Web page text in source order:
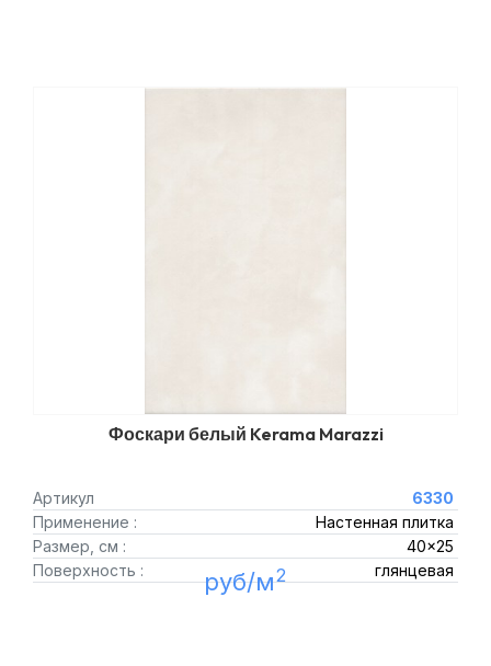
Фоскари белый Kerama Marazzi
Артикул
6330
Применение :
Настенная плитка
Размер, см :
40x25
Поверхность :
глянцевая
руб/м2